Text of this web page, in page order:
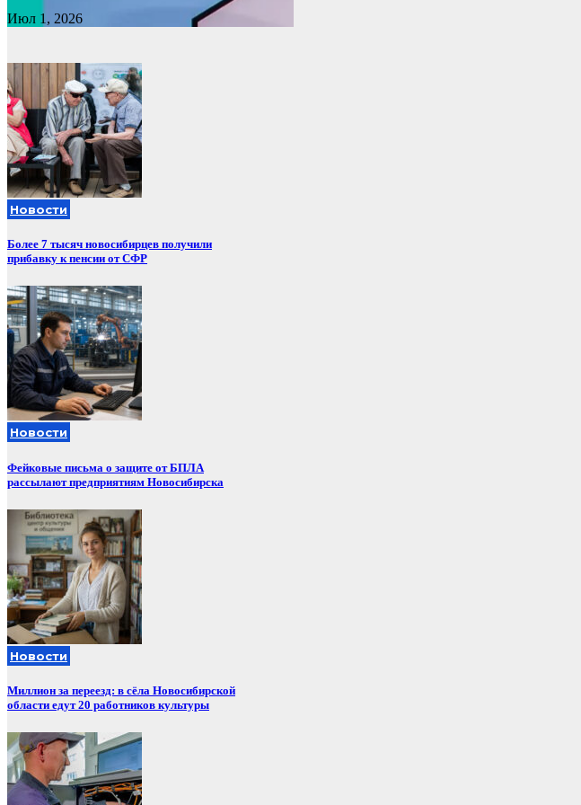
Июл 1, 2026
Новости
Более 7 тысяч новосибирцев получили
прибавку к пенсии от СФР
Новости
Фейковые письма о защите от БПЛА
рассылают предприятиям Новосибирска
Новости
Миллион за переезд: в сёла Новосибирской
области едут 20 работников культуры